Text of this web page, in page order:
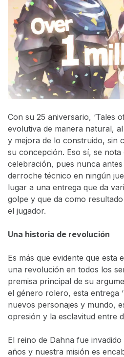
Con su 25 aniversario, ‘Tales
evolutiva de manera natural,
y mejora de lo construido, sin
su concepción. Eso sí, se nota
celebración, pues nunca
derroche técnico en ningún
lugar a una entrega que da
golpe y que da como
el jugador.
Una historia de revolución
Es más que evidente que esta
una revolución en todos los
premisa principal de su
el género rolero, esta entrega
nuevos personajes y mundo,
opresión y la esclavitud entre
El reino de Dahna fue
años y nuestra misión es